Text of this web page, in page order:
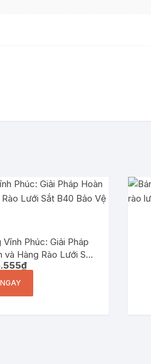
Phúc: Giải Pháp
Hàng Rào Lưới Sắt
Công Trình
₫